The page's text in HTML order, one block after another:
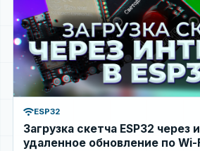
wifiESP32
Загрузка скетча ESP32 через
удаленное обновление по Wi-